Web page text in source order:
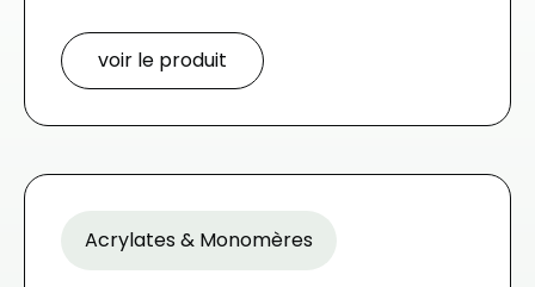
voir le produit
Acrylates & Monomères